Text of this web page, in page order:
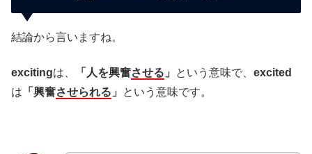
結論から言いますね。
excitingは、 「人を興奮させる 」 という意味で、 excited
は 「興奮させられる 」 という意味です。